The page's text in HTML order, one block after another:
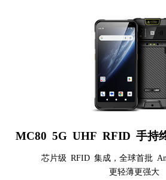
MC80 5G UHF RFID 手持
芯片级 RFID 集成，全球首批
更轻薄更强大